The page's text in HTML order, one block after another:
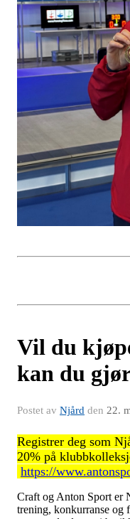
Vil du
kan du
Postet av Njård den 22.
Registrer deg som
20% på
https://
Craft og Anton Sport er
trening, konkurranse og